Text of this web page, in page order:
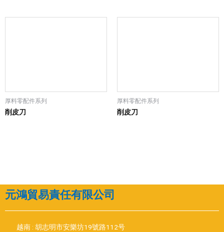
厚料零配件系列
削皮刀
厚料零配件系列
削皮刀
元鴻貿易責任有限公司
越南 : 胡志明市安樂坊19號路112号